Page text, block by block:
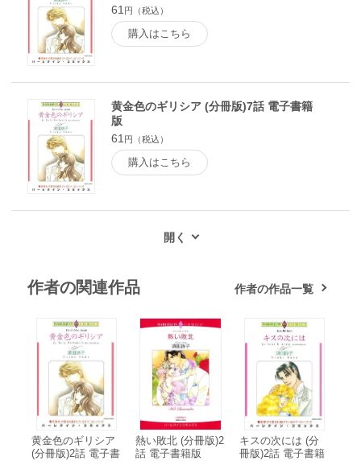
61 円（税込）
購入はこちら
黄金色のギリシア (分冊版)7話 電子書籍
版
61 円（税込）
購入はこちら
作者の関連作品 作者の作品一覧
黄金色のギリシア
(分冊版)2話 電子書
熱い敗北 (分冊版)2
話 電子書籍版
キスの次には (分
冊版)2話 電子書籍